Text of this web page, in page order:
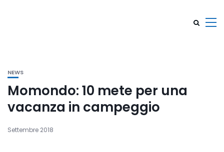
NEWS
Momondo: 10 mete per una
vacanza in campeggio
Settembre 2018